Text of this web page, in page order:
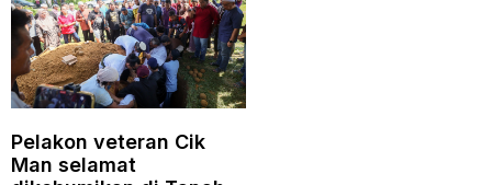
Pelakon veteran Cik
Man selamat